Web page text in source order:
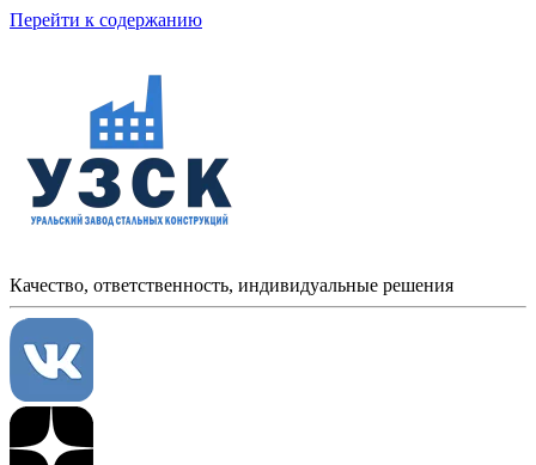
Перейти к содержанию
Качество, ответственность, индивидуальные решения